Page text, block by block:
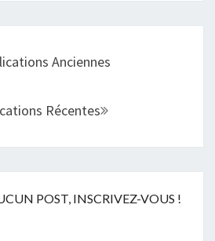
Anciennes
Récentes
POST, INSCRIVEZ-VOUS !